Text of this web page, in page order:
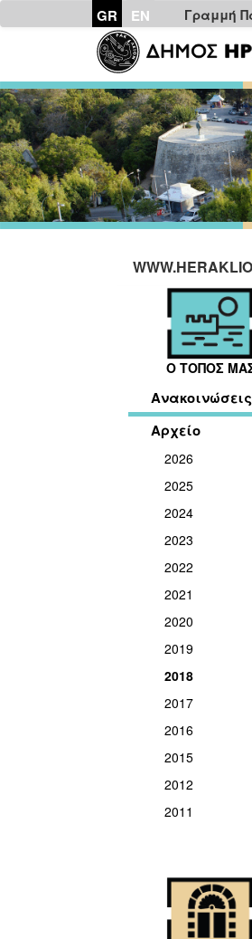
GR EN Γραμμή
Ο ΤΟΠΟΣ
Ανακοινώσεις
Αρχείο
2026
2025
2024
2023
2022
2021
2020
2019
2018
2017
2016
2015
2012
2011